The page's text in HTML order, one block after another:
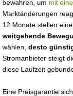
bewahren, um mit
Marktänderungen
12 Monate stellen
weitgehende
wählen, desto
Stromanbieter steigt
diese Laufzeit
Eine Preisgarantie